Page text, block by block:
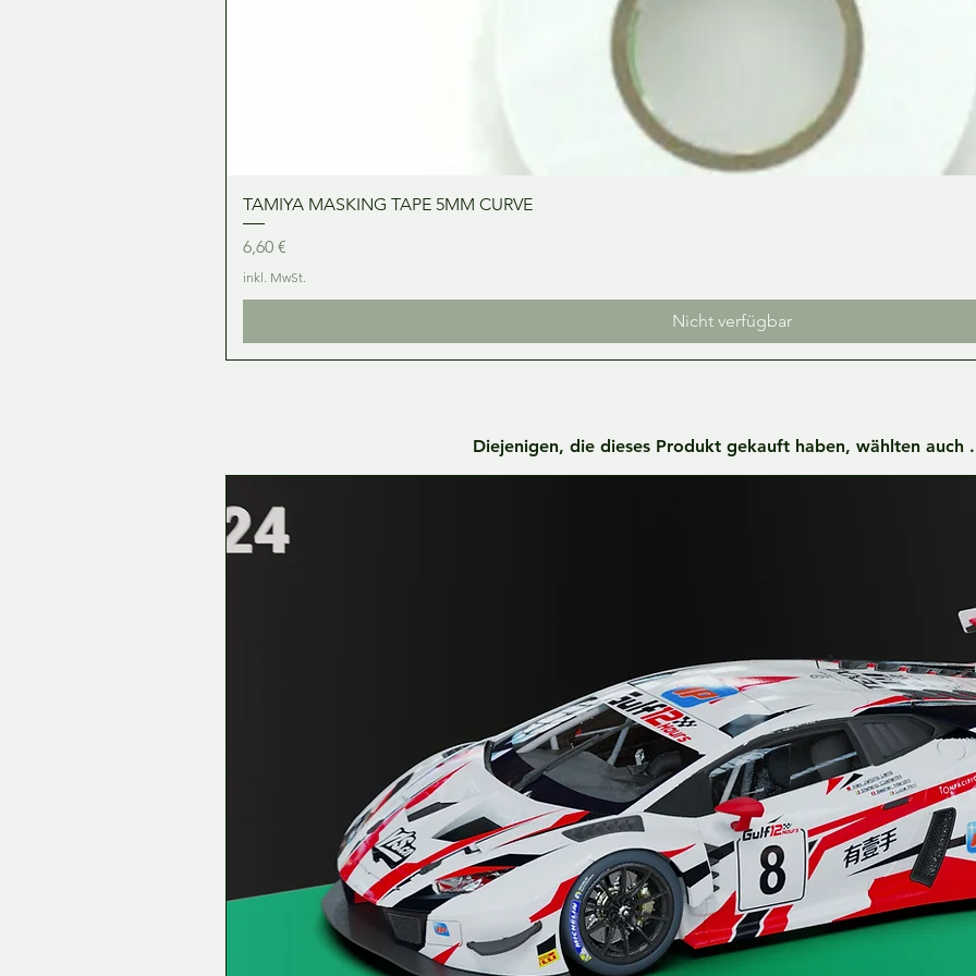
TAMIYA MASKING TAPE 5MM CURVE
Preis
6,60 €
inkl. MwSt.
Nicht verfügbar
Diejenigen, die dieses Produkt gekauft haben, wählten auch